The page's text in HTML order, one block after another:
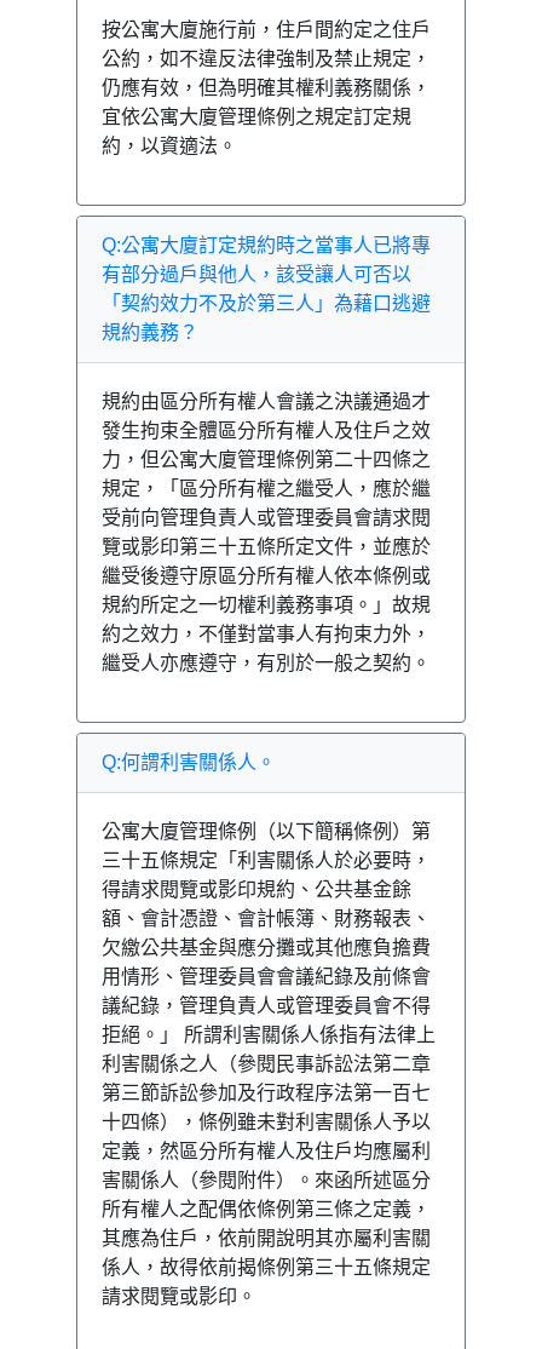
按公寓大廈施行前，住戶間約定之住戶
公約，如不違反法律強制及禁止規定，
仍應有效，但為明確其權利義務關係，
宜依公寓大廈管理條例之規定訂定規
約，以資適法。
Q:公寓大廈訂定規約時之當事人已將專
有部分過戶與他人，該受讓人可否以
「契約效力不及於第三人」為藉口逃避
規約義務？
規約由區分所有權人會議之決議通過才
發生拘束全體區分所有權人及住戶之效
力，但公寓大廈管理條例第二十四條之
規定，「區分所有權之繼受人，應於繼
受前向管理負責人或管理委員會請求閱
覽或影印第三十五條所定文件，並應於
繼受後遵守原區分所有權人依本條例或
規約所定之一切權利義務事項。」故規
約之效力，不僅對當事人有拘束力外，
繼受人亦應遵守，有別於一般之契約。
Q:何謂利害關係人。
公寓大廈管理條例（以下簡稱條例）第
三十五條規定「利害關係人於必要時，
得請求閱覽或影印規約、公共基金餘
額、會計憑證、會計帳簿、財務報表、
欠繳公共基金與應分攤或其他應負擔費
用情形、管理委員會會議紀錄及前條會
議紀錄，管理負責人或管理委員會不得
拒絕。」 所謂利害關係人係指有法律上
利害關係之人（參閱民事訴訟法第二章
第三節訴訟參加及行政程序法第一百七
十四條），條例雖未對利害關係人予以
定義，然區分所有權人及住戶均應屬利
害關係人（參閱附件）。來函所述區分
所有權人之配偶依條例第三條之定義，
其應為住戶，依前開說明其亦屬利害關
係人，故得依前揭條例第三十五條規定
請求閱覽或影印。